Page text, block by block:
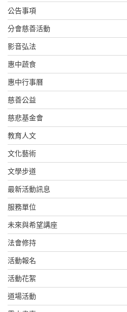
公告事項
分會慈善活動
影音弘法
惠中蔬食
惠中行事曆
慈善公益
慈悲基金會
教育人文
文化藝術
文學步道
最新活動訊息
服務單位
未來與希望講座
法會修持
活動報名
活動花絮
道場活動